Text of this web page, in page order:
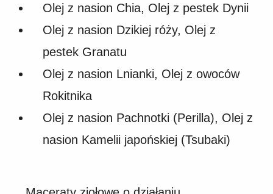
Olej z nasion Chia, Olej z pestek Dynii
Olej z nasion Dzikiej róży, Olej z
pestek Granatu
Olej z nasion Lnianki, Olej z owoców
Rokitnika
Olej z nasion Pachnotki (Perilla), Olej z
nasion Kamelii japońskiej (Tsubaki)